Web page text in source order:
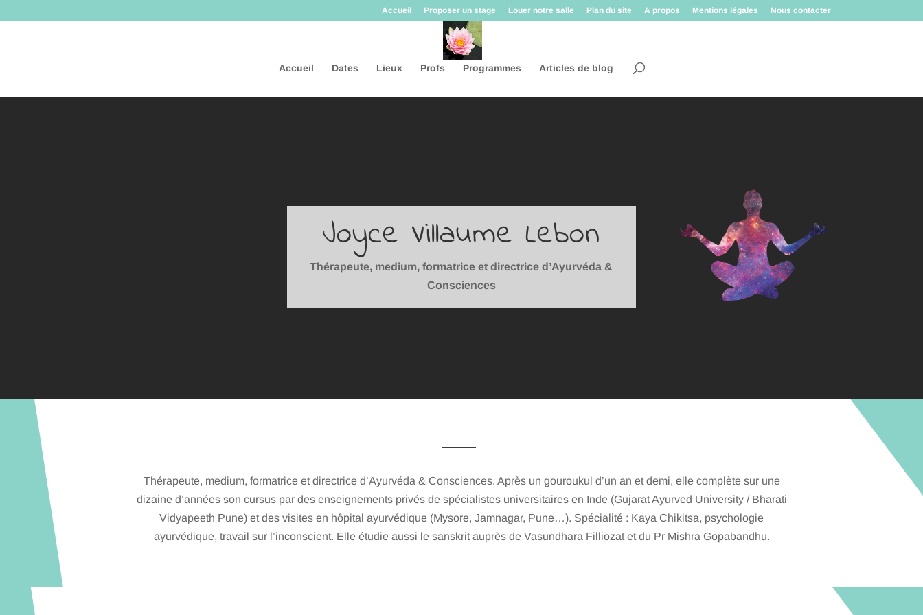
Accueil Proposer un stage Louer notre salle Plan du site A propos Mentions légales Nous contacter
Accueil Dates Lieux Profs Programmes Articles de blog
Joyce Villaume Lebon
Thérapeute, medium, formatrice et directrice d’Ayurvéda &
Consciences
Thérapeute, medium, formatrice et directrice d’Ayurvéda & Consciences. Après un gouroukul d’un an et demi, elle complète sur une
dizaine d’années son cursus par des enseignements privés de spécialistes universitaires en Inde (Gujarat Ayurved University / Bharati
Vidyapeeth Pune) et des visites en hôpital ayurvédique (Mysore, Jamnagar, Pune…). Spécialité : Kaya Chikitsa, psychologie
ayurvédique, travail sur l’inconscient. Elle étudie aussi le sanskrit auprès de Vasundhara Filliozat et du Pr Mishra Gopabandhu.